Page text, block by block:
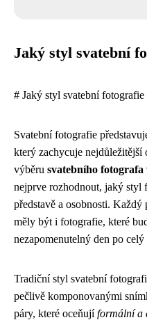
Jaký styl svatební
# Jaký styl svatební
Svatební fotografie
který zachycuje nejdůležitější
výběru svatebního
nejprve rozhodnout, jaký styl
představě a osobnosti.
měly být i fotografie, které
nezapomenutelný den po
Tradiční styl svatební
pečlivě komponovanými
páry, které oceňujíformální a